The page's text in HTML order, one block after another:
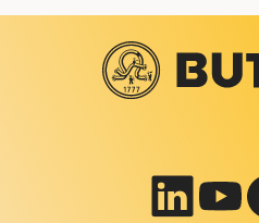
Votre
+49